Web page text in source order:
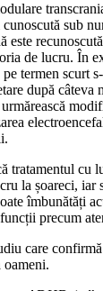
sub
este
de lucru. În
termen scurt
după câteva
tratamentul cu
la șoareci, iar
îmbunătăți
precum
care